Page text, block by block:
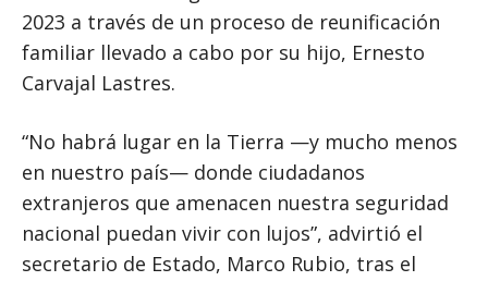
2023 a través de un proceso de reunificación
familiar llevado a cabo por su hijo, Ernesto
Carvajal Lastres.
“No habrá lugar en la Tierra —y mucho menos
en nuestro país— donde ciudadanos
extranjeros que amenacen nuestra seguridad
nacional puedan vivir con lujos”, advirtió el
secretario de Estado, Marco Rubio, tras el